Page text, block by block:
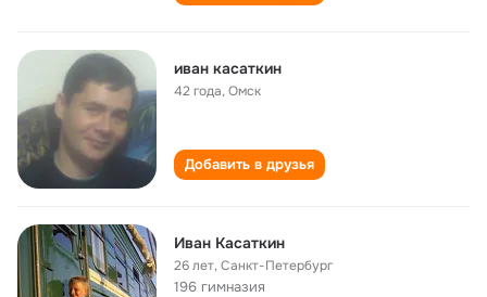
иван касаткин
42 года,Омск
Добавить в друзья
Иван Касаткин
26 лет,Санкт-Петербург
196 гимназия